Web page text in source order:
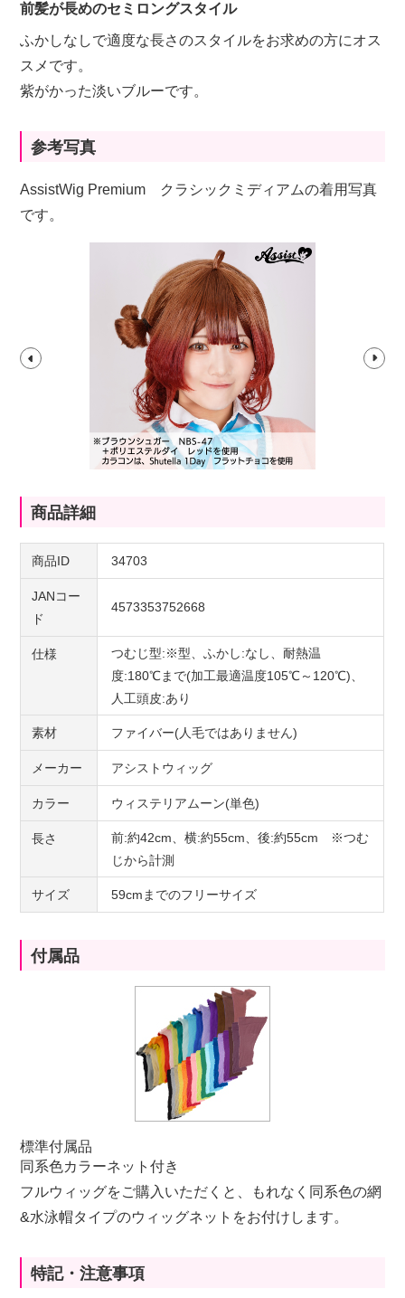
前髪が長めのセミロングスタイル
ふかしなしで適度な長さのスタイルをお求めの方にオス
スメです。
紫がかった淡いブルーです。
参考写真
AssistWig Premium クラシックミディアムの着用写真
です。
商品詳細
商品ID 34703
JANコー
ド
4573353752668
仕様
つむじ型:※型、ふかし:なし、耐熱温
度:180℃まで(加工最適温度105℃～120℃)、
人工頭皮:あり
素材 ファイバー(人毛ではありません)
メーカー アシストウィッグ
カラー ウィステリアムーン(単色)
長さ
前:約42cm、横:約55cm、後:約55cm ※つむ
じから計測
サイズ 59cmまでのフリーサイズ
付属品
標準付属品
同系色カラーネット付き
フルウィッグをご購入いただくと、もれなく同系色の網
&水泳帽タイプのウィッグネットをお付けします。
特記・注意事項